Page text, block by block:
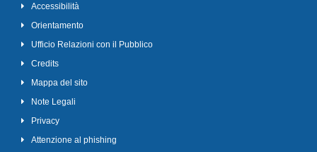
Accessibilità
Orientamento
Ufficio Relazioni con il Pubblico
Credits
Mappa del sito
Note Legali
Privacy
Attenzione al phishing